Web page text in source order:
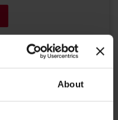
About